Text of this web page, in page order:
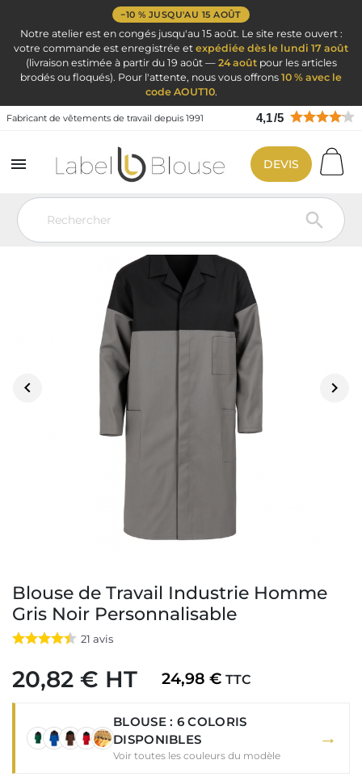
−10 % JUSQU'AU 15 AOÛT
Notre atelier est en congés jusqu'au 15 août. Le site reste ouvert :
votre commande est enregistrée et expédiée dès le lundi 17 août
(livraison estimée à partir du 19 août — 24 aoûtpour les articles
brodés ou floqués). Pour l'attente, nous vous offrons 10 % avec le
code AOUT10.
Fabricant de vêtements de travail depuis 1991 4,1/5


DEVIS
Vêtement de travail Vêtement de travail
Blouse de travail industrie
 
Blouse de Travail Industrie Homme
Gris Noir Personnalisable
21 avis
20,82 € HT 24,98 € TTC
BLOUSE : 6 COLORIS
DISPONIBLES
Voir toutes les couleurs du modèle
→